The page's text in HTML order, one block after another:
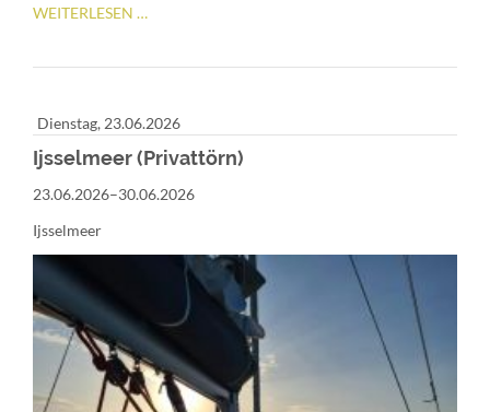
WEITERLESEN …
ON L
IVORNO N
ARDINIEN (
Dienstag, 23.06.2026
Ijsselmeer (Privattörn)
23.06.2026–30.06.2026
Ijsselmeer